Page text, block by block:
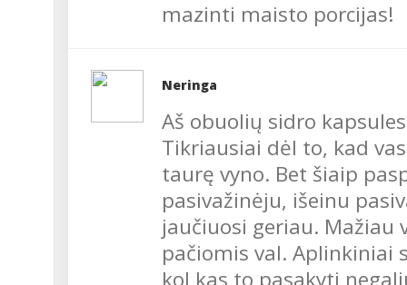
mazinti maisto porcijas!
Neringa
Aš obuolių sidro
Tikriausiai dėl to, kad
taurę vyno. Bet šiaip
pasivažinėju, išeinu
jaučiuosi geriau.
pačiomis val. Aplinkiniai
kol kas to pasakyti